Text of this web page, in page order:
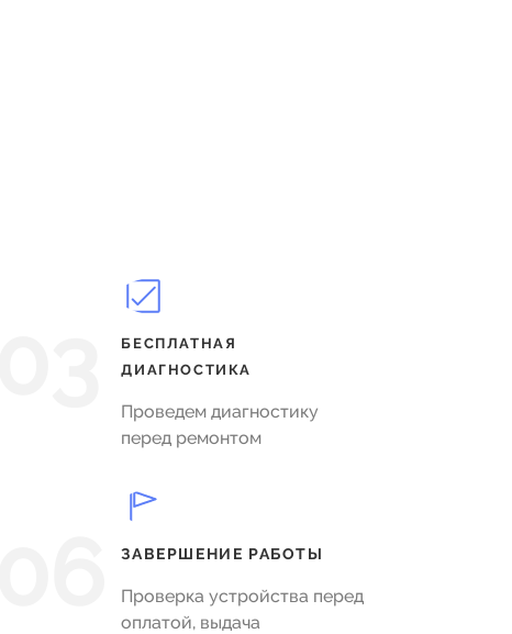
БЕСПЛАТНАЯ
ДИАГНОСТИКА
Проведем диагностику
перед ремонтом
ЗАВЕРШЕНИЕ РАБОТЫ
Проверка устройства перед
оплатой, выдача